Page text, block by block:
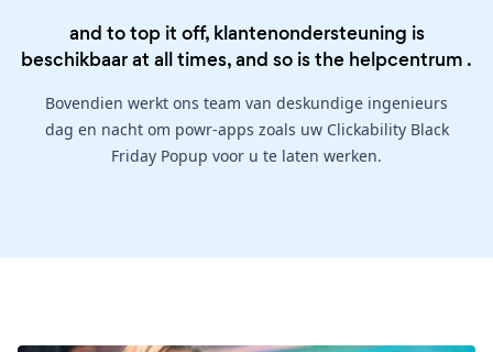
and to top it off, klantenondersteuning is
beschikbaar at all times, and so is the helpcentrum .
Bovendien werkt ons team van deskundige ingenieurs
dag en nacht om powr-apps zoals uw Clickability Black
Friday Popup voor u te laten werken.